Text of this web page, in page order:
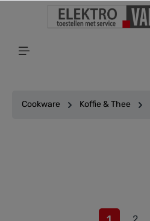
Cookware Koffie & Thee
1 2